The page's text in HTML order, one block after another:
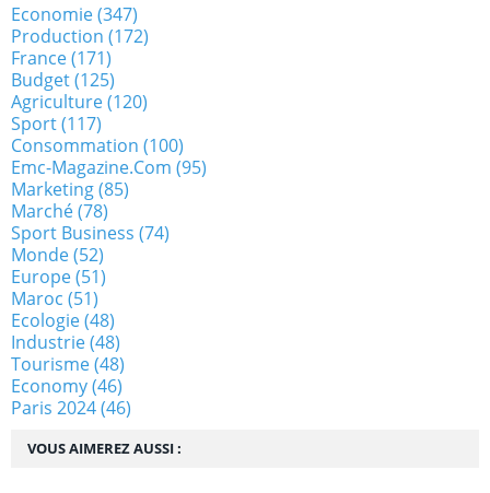
VOUS AIMEREZ AUSSI :
Economie(347)
Production (172)
France(171)
Budget(125)
Agriculture(120)
Sport(117)
Consommation (100)
Emc-Magazine.com (95)
Marketing(85)
Marché(78)
Sport Business (74)
Monde(52)
Europe(51)
Maroc (51)
Ecologie(48)
Industrie(48)
Tourisme(48)
Economy(46)
Paris 2024(46)